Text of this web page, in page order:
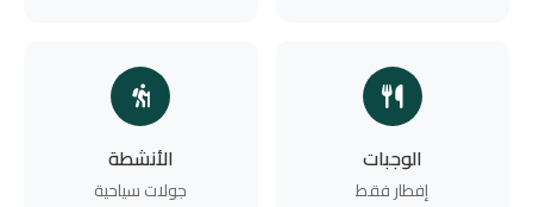
الوجبات
إفطار فقط
الأنشطة
جولات سياحية